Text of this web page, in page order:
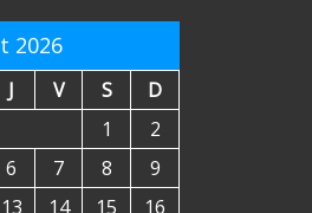
2026
J V S
D
1
2
6 7 8
9
13 14 15 16